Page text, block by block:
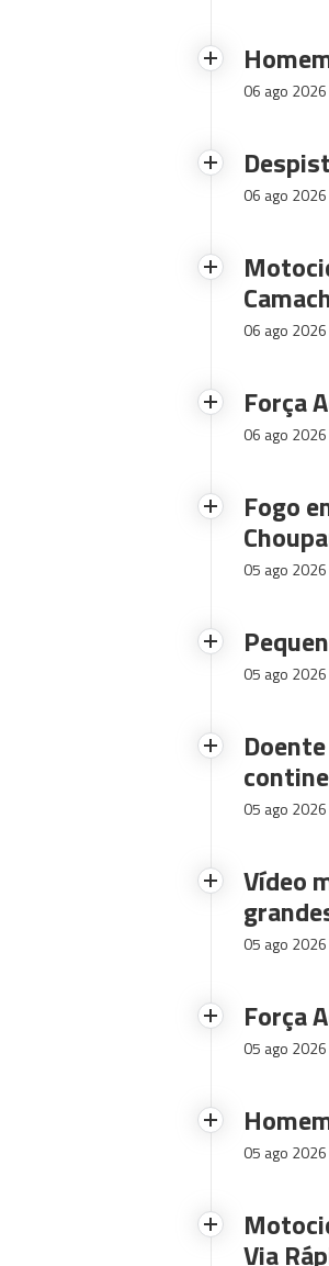
06 ago 2026
06 ago 2026
06 ago 2026
Força
06 ago 2026
Fogo
05 ago 2026
05 ago 2026
05 ago 2026
Vídeo
05 ago 2026
Força
05 ago 2026
05 ago 2026
Via